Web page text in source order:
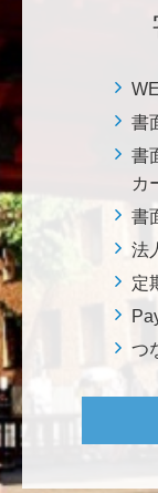
す。募金する
プロジェクト>
株式会社Ｌｅ
当社は、IS・
ろから始まり
タ科学の力が
す。 <コンピ
世界に貢献を
書
書
カ
書
法
定
つ